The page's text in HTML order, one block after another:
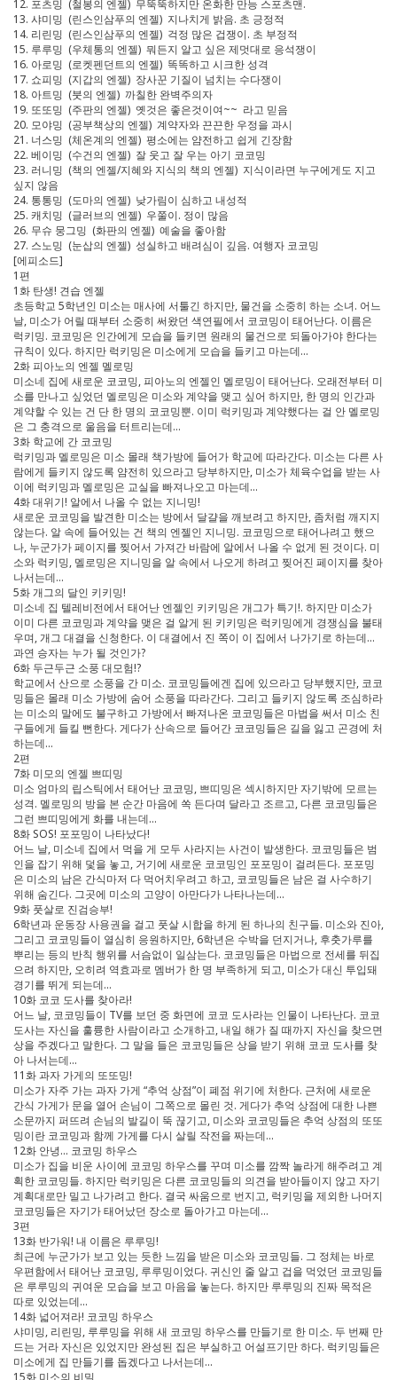
12. 포츠밍 (철봉의 엔젤) 무뚝뚝하지만 온화한 만능 스포츠맨.
13. 샤미밍 (린스인삼푸의 엔젤) 지나치게 밝음. 초 긍정적
14. 리린밍 (린스인삼푸의 엔젤) 걱정 많은 겁쟁이. 초 부정적
15. 루루밍 (우체통의 엔젤) 뭐든지 알고 싶은 제멋대로 응석쟁이
16. 아로밍 (로켓펜던트의 엔젤) 똑똑하고 시크한 성격
17. 쇼피밍 (지갑의 엔젤) 장사꾼 기질이 넘치는 수다쟁이
18. 아트밍 (붓의 엔젤) 까칠한 완벽주의자
19. 또또밍 (주판의 엔젤) 옛것은 좋은것이여~~ 라고 믿음
20. 모야밍 (공부책상의 엔젤) 계약자와 끈끈한 우정을 과시
21. 너스밍 (체온계의 엔젤) 평소에는 얌전하고 쉽게 긴장함
22. 베이밍 (수건의 엔젤) 잘 웃고 잘 우는 아기 코코밍
23. 러니밍 (책의 엔젤/지혜와 지식의 책의 엔젤) 지식이라면 누구에게도 지고
싶지 않음
24. 통통밍 (도마의 엔젤) 낮가림이 심하고 내성적
25. 캐치밍 (글러브의 엔젤) 우쭐이. 정이 많음
26. 무슈 뭉그밍 (화판의 엔젤) 예술을 좋아함
27. 스노밍 (눈삽의 엔젤) 성실하고 배려심이 깊음. 여행자 코코밍
[에피소드]
1편
1화 탄생! 견습 엔젤
초등학교 5학년인 미소는 매사에 서툴긴 하지만, 물건을 소중히 하는 소녀. 어느
날, 미소가 어릴 때부터 소중히 써왔던 색연필에서 코코밍이 태어난다. 이름은
럭키밍. 코코밍은 인간에게 모습을 들키면 원래의 물건으로 되돌아가야 한다는
규칙이 있다. 하지만 럭키밍은 미소에게 모습을 들키고 마는데…
2화 피아노의 엔젤 멜로밍
미소네 집에 새로운 코코밍, 피아노의 엔젤인 멜로밍이 태어난다. 오래전부터 미
소를 만나고 싶었던 멜로밍은 미소와 계약을 맺고 싶어 하지만, 한 명의 인간과
계약할 수 있는 건 단 한 명의 코코밍뿐. 이미 럭키밍과 계약했다는 걸 안 멜로밍
은 그 충격으로 울음을 터트리는데…
3화 학교에 간 코코밍
럭키밍과 멜로밍은 미소 몰래 책가방에 들어가 학교에 따라간다. 미소는 다른 사
람에게 들키지 않도록 얌전히 있으라고 당부하지만, 미소가 체육수업을 받는 사
이에 럭키밍과 멜로밍은 교실을 빠져나오고 마는데…
4화 대위기! 알에서 나올 수 없는 지니밍!
새로운 코코밍을 발견한 미소는 방에서 달걀을 깨보려고 하지만, 좀처럼 깨지지
않는다. 알 속에 들어있는 건 책의 엔젤인 지니밍. 코코밍으로 태어나려고 했으
나, 누군가가 페이지를 찢어서 가져간 바람에 알에서 나올 수 없게 된 것이다. 미
소와 럭키밍, 멜로밍은 지니밍을 알 속에서 나오게 하려고 찢어진 페이지를 찾아
나서는데…
5화 개그의 달인 키키밍!
미소네 집 텔레비전에서 태어난 엔젤인 키키밍은 개그가 특기!. 하지만 미소가
이미 다른 코코밍과 계약을 맺은 걸 알게 된 키키밍은 럭키밍에게 경쟁심을 불태
우며, 개그 대결을 신청한다. 이 대결에서 진 쪽이 이 집에서 나가기로 하는데...
과연 승자는 누가 될 것인가?
6화 두근두근 소풍 대모험!?
학교에서 산으로 소풍을 간 미소. 코코밍들에겐 집에 있으라고 당부했지만, 코코
밍들은 몰래 미소 가방에 숨어 소풍을 따라간다. 그리고 들키지 않도록 조심하라
는 미소의 말에도 불구하고 가방에서 빠져나온 코코밍들은 마법을 써서 미소 친
구들에게 들킬 뻔한다. 게다가 산속으로 들어간 코코밍들은 길을 잃고 곤경에 처
하는데…
2편
7화 미모의 엔젤 쁘띠밍
미소 엄마의 립스틱에서 태어난 코코밍, 쁘띠밍은 섹시하지만 자기밖에 모르는
성격. 멜로밍의 방을 본 순간 마음에 쏙 든다며 달라고 조르고, 다른 코코밍들은
그런 쁘띠밍에게 화를 내는데…
8화 SOS! 포포밍이 나타났다!
어느 날, 미소네 집에서 먹을 게 모두 사라지는 사건이 발생한다. 코코밍들은 범
인을 잡기 위해 덫을 놓고, 거기에 새로운 코코밍인 포포밍이 걸려든다. 포포밍
은 미소의 남은 간식마저 다 먹어치우려고 하고, 코코밍들은 남은 걸 사수하기
위해 숨긴다. 그곳에 미소의 고양이 아만다가 나타나는데…
9화 풋살로 진검승부!
6학년과 운동장 사용권을 걸고 풋살 시합을 하게 된 하나의 친구들. 미소와 진아,
그리고 코코밍들이 열심히 응원하지만, 6학년은 수박을 던지거나, 후춧가루를
뿌리는 등의 반칙 행위를 서슴없이 일삼는다. 코코밍들은 마법으로 전세를 뒤집
으려 하지만, 오히려 역효과로 멤버가 한 명 부족하게 되고, 미소가 대신 투입돼
경기를 뛰게 되는데...
10화 코코 도사를 찾아라!
어느 날, 코코밍들이 TV를 보던 중 화면에 코코 도사라는 인물이 나타난다. 코코
도사는 자신을 훌륭한 사람이라고 소개하고, 내일 해가 질 때까지 자신을 찾으면
상을 주겠다고 말한다. 그 말을 들은 코코밍들은 상을 받기 위해 코코 도사를 찾
아 나서는데…
11화 과자 가게의 또또밍!
미소가 자주 가는 과자 가게 “추억 상점”이 폐점 위기에 처한다. 근처에 새로운
간식 가게가 문을 열어 손님이 그쪽으로 몰린 것. 게다가 추억 상점에 대한 나쁜
소문까지 퍼뜨려 손님의 발길이 뚝 끊기고, 미소와 코코밍들은 추억 상점의 또또
밍이란 코코밍과 함께 가게를 다시 살릴 작전을 짜는데…
12화 안녕... 코코밍 하우스
미소가 집을 비운 사이에 코코밍 하우스를 꾸며 미소를 깜짝 놀라게 해주려고 계
획한 코코밍들. 하지만 럭키밍은 다른 코코밍들의 의견을 받아들이지 않고 자기
계획대로만 밀고 나가려고 한다. 결국 싸움으로 번지고, 럭키밍을 제외한 나머지
코코밍들은 자기가 태어났던 장소로 돌아가고 마는데…
3편
13화 반가워! 내 이름은 루루밍!
최근에 누군가가 보고 있는 듯한 느낌을 받은 미소와 코코밍들. 그 정체는 바로
우편함에서 태어난 코코밍, 루루밍이었다. 귀신인 줄 알고 겁을 먹었던 코코밍들
은 루루밍의 귀여운 모습을 보고 마음을 놓는다. 하지만 루루밍의 진짜 목적은
따로 있었는데…
14화 넓어져라! 코코밍 하우스
샤미밍, 리린밍, 루루밍을 위해 새 코코밍 하우스를 만들기로 한 미소. 두 번째 만
드는 거라 자신은 있었지만 완성된 집은 부실하고 어설프기만 하다. 럭키밍들은
미소에게 집 만들기를 돕겠다고 나서는데…